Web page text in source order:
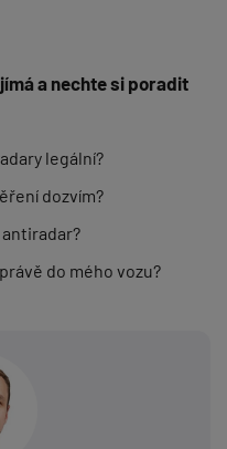
a nechte si poradit
legální?
dozvím?
do mého vozu?